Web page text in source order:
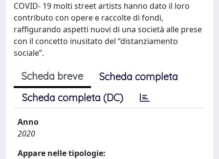
COVID- 19 molti street artists hanno dato il loro
contributo con opere e raccolte di fondi,
raffigurando aspetti nuovi di una società alle prese
con il concetto inusitato del “distanziamento
sociale”.
Scheda breve
Scheda completa
Scheda completa (DC)
Anno
2020
Appare nelle tipologie: